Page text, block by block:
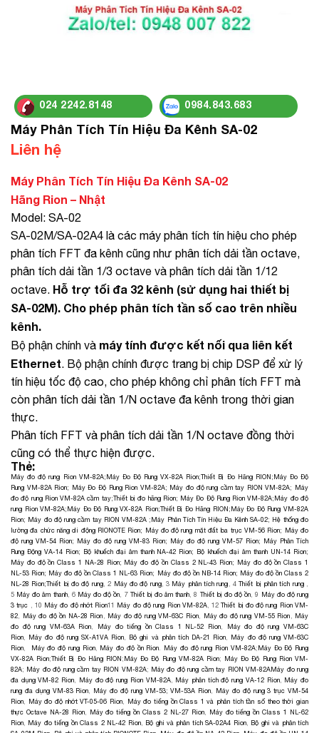
024 2242.8148 0984.843.683
Máy Phân Tích Tín Hiệu Đa Kênh SA-02
Liên hệ
Máy Phân Tích Tín Hiệu Đa Kênh SA-02
Hãng Rion – Nhật
Model: SA-02
SA-02M/SA-02A4 là các máy phân tích tín hiệu cho phép
phân tích FFT đa kênh cũng như phân tích dải tần octave,
phân tích dải tần 1/3 octave và phân tích dải tần 1/12
octave. Hỗ trợ tối đa 32 kênh (sử dụng hai thiết bị
SA-02M). Cho phép phân tích tần số cao trên nhiều
kênh.
Bộ phận chính và máy tính được kết nối qua liên kết
Ethernet. Bộ phận chính được trang bị chip DSP để xử lý
tín hiệu tốc độ cao, cho phép không chỉ phân tích FFT mà
còn phân tích dải tần 1/N octave đa kênh trong thời gian
thực.
Phân tích FFT và phân tích dải tần 1/N octave đồng thời
cũng có thể thực hiện được.
Thẻ:
Máy đo độ rung Rion VM-82A;Máy Đo Độ Rung VX-82A Rion;Thiết Bị Đo Hãng RION;Máy Đo Độ
Rung VM-82A Rion; Máy Đo Độ Rung Rion VM-82A; Máy đo độ rung cầm tay RION VM-82A; Máy
đo độ rung Rion VM-82A cầm tay;Thiết bị đo hãng Rion; Máy Đo Độ Rung Rion VM-82A;Máy đo độ
rung Rion VM-82A;Máy Đo Độ Rung VX-82A Rion;Thiết Bị Đo Hãng RION;Máy Đo Độ Rung VM-82A
Rion; Máy đo độ rung cầm tay RION VM-82A ;Máy Phân Tích Tín Hiệu Đa Kênh SA-02; Hệ thống đo
lường đa chức năng di động RIONOTE Rion; Máy đo độ rung mặt đất ba trục VM-56 Rion; Máy đo
độ rung VM-54 Rion; Máy đo độ rung VM-83 Rion; Máy đo độ rung VM-57 Rion; Máy Phân Tích
Rung Động VA-14 Rion; Bộ khuếch đại âm thanh NA-42 Rion; Bộ khuếch đại âm thanh UN-14 Rion;
Máy đo độ ồn Class 1 NA-28 Rion; Máy đo độ ồn Class 2 NL-43 Rion; Máy đo độ ồn Class 1
NL-53 Rion; Máy đo độ ồn Class 1 NL-63 Rion; Máy đo độ ồn NB-14 Rion; Máy đo độ ồn Class 2
NL-28 Rion;Thiết bị đo độ rung, 2 Máy đo độ rung, 3 Máy phân tích rung, 4Thiết bị phân tích rung ,
5 Máy đo âm thanh, 6 Máy đo độ ồn, 7 Thiết bị đo âm thanh, 8 Thiết bị đo độ ồn, 9 Máy đo độ rung
3 trục , 10 Máy đo độ nhớt Rion11 Máy đo độ rung Rion VM-82A, 12Thiết bị đo độ rung Rion VM-
82, Máy đo độ ồn NA-28 Rion, Máy đo độ rung VM-63C Rion, Máy đo độ rung VM-55 Rion, Máy
đo độ rung VM-63A Rion, Máy đo tiếng ồn Class 1 NL-52 Rion,
Máy đo độ rung VM-63C
Rion, Máy đo độ rung SX-A1VA Rion, Bộ ghi và phân tích DA-21 Rion, Máy đo độ rung VM-63C
Rion, Máy đo độ rung Rion, Máy đo độ ồn Rion. Máy đo độ rung Rion VM-82A;Máy Đo Độ Rung
VX-82A Rion;Thiết Bị Đo Hãng RION;Máy Đo Độ Rung VM-82A Rion; Máy Đo Độ Rung Rion VM-
82A; Máy đo độ rung cầm tay RION VM-82A; Máy đo độ rung cầm tay RION VM-82AMáy đo rung
đa dụng VM-82 Rion, Máy đo độ rung Rion VM-82A, Máy phân tích độ rung VA-12 Rion, Máy đo
rung đa dụng VM-83 Rion, Máy đo độ rung VM-53; VM-53A Rion, Máy đo độ rung 3 trục VM-54
Rion, Máy đo độ nhớt VT-05-06 Rion, Máy đo tiếng ồn Class 1 và phân tích tần số theo thời gian
thực Octave NA-28 Rion, Máy đo tiếng ồn Class 2 NL-27 Rion, Máy đo tiếng ồn Class 1 NL-62
Rion, Máy đo tiếng ồn Class 2 NL-42 Rion, Bộ ghi và phân tích SA-02A4 Rion, Bộ ghi và phân tích